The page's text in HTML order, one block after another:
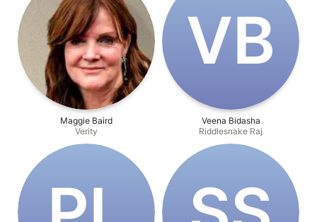
Maggie Baird
Verity
V‌B
Veena Bidasha
Riddlesnake Raj